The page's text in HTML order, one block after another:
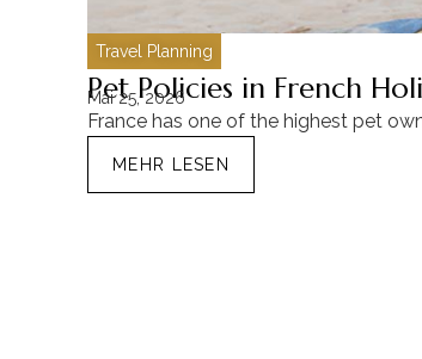
Travel Planning
Pet Policies in French
Mai 25, 2026
France has one of the highest pet
MEHR LESEN